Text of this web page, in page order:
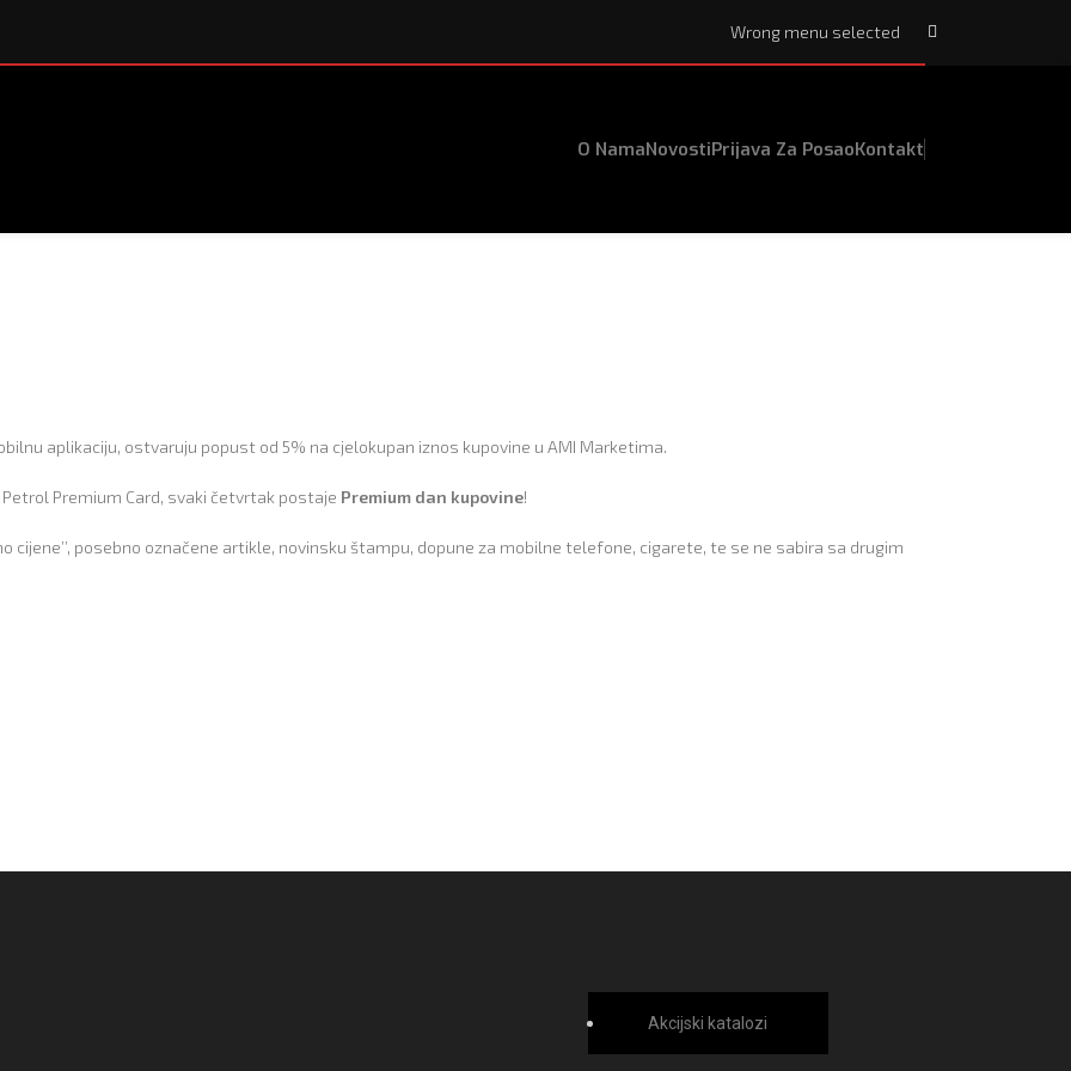
Wrong menu selected
O NamaNovostiPrijava Za PosaoKontakt
aplikaciju, ostvaruju popust od 5% na cjelokupan iznos kupovine u AMI Marketima.
Premium Card, svaki četvrtak postaje Premium dan kupovine!
cijene’’, posebno označene artikle, novinsku štampu, dopune za mobilne telefone, cigarete, te se ne sabira sa drugim
Akcijski katalozi